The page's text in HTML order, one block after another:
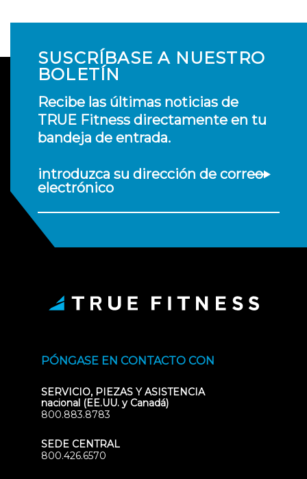
SUSCRÍBASE A NUESTRO
BOLETÍN
Recibe las últimas noticias de
TRUE Fitness directamente en tu
bandeja de entrada.
introduzca su dirección de correo
electrónico
PÓNGASE EN CONTACTO CON
SERVICIO, PIEZAS Y ASISTENCIA
nacional (EE.UU. y Canadá)
800.883.8783
SEDE CENTRAL
800.426.6570